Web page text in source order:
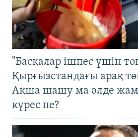
"Басқалар ішпес үшін
Қырғызстандағы арақ
Ақша шашу ма әлде
күрес пе?